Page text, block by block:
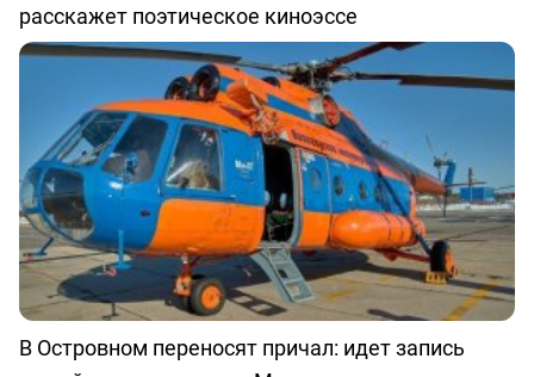
расскажет поэтическое киноэссе
В Островном переносят причал: идет запись